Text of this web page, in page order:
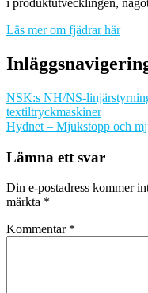
i produktutvecklingen,
Läs mer om fjädrar här
NSK:s NH/NS-
textiltryckmaskiner
Hydnet – Mjukstopp och
Lämna ett svar
Din e-postadress kommer
märkta *
Kommentar *